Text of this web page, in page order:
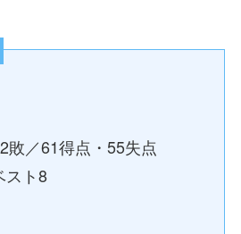
敗／61得点・55失点
スト8